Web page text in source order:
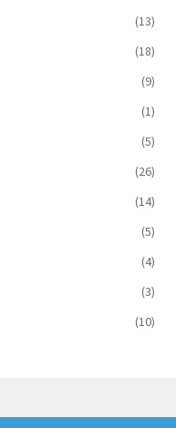
(13)
(18)
(9)
(1)
(5)
(26)
(14)
(5)
(4)
(3)
(10)